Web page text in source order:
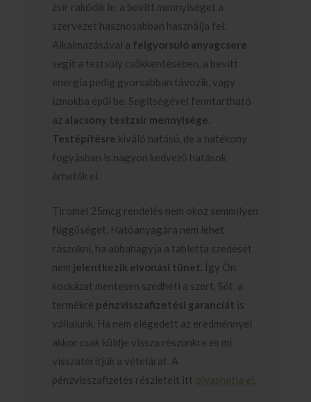
zsír rakódik le, a bevitt mennyiséget a
szervezet hasznosabban használja fel.
Alkalmazásával a felgyorsuló anyagcsere
segít a testsúly csökkentésében, a bevitt
energia pedig gyorsabban távozik, vagy
izmokba épül be. Segítségével fenntartható
az alacsony testzsír mennyisége.
Testépítésre kiváló hatású, de a hatékony
fogyásban is nagyon kedvező hatások
érhetők el.
Tiromel 25mcg rendelés nem okoz semmilyen
függőséget. Hatóanyagára nem lehet
rászokni, ha abbahagyja a tabletta szedését
nem jelentkezik elvonási tünet. Így Ön
kockázat mentesen szedheti a szert. Sőt, a
termékre pénzvisszafizetési garanciát is
vállalunk. Ha nem elégedett az eredménnyel
akkor csak küldje vissza részünkre és mi
visszatérítjük a vételárat. A
pénzvisszafizetés részleteit itt olvashatja el.